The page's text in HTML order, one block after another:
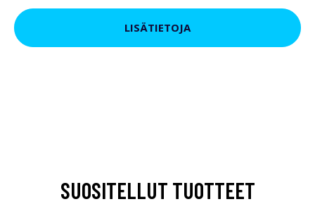
LISÄTIETOJA
SUOSITELLUT TUOTTEET